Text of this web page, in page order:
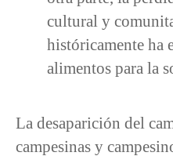
cultural y
históricamente ha
alimentos para la
La desaparición del
campesinas y